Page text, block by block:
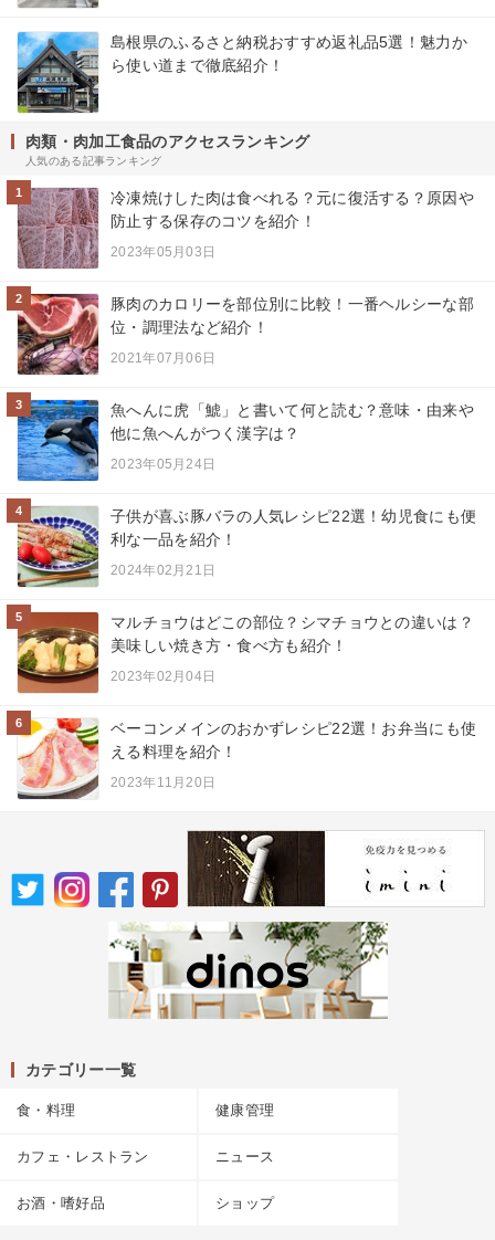
島根県のふるさと納税おすすめ返礼品5選！魅力か
ら使い道まで徹底紹介！
肉類・肉加工食品のアクセスランキング
人気のある記事ランキング
1
冷凍焼けした肉は食べれる？元に復活する？原因や
防止する保存のコツを紹介！
2023年05月03日
2
豚肉のカロリーを部位別に比較！一番ヘルシーな部
位・調理法など紹介！
2021年07月06日
3
魚へんに虎「鯱」と書いて何と読む？意味・由来や
他に魚へんがつく漢字は？
2023年05月24日
4
子供が喜ぶ豚バラの人気レシピ22選！幼児食にも便
利な一品を紹介！
2024年02月21日
5
マルチョウはどこの部位？シマチョウとの違いは？
美味しい焼き方・食べ方も紹介！
2023年02月04日
6
ベーコンメインのおかずレシピ22選！お弁当にも使
える料理を紹介！
2023年11月20日
カテゴリー一覧
食・料理 健康管理
カフェ・レストラン ニュース
お酒・嗜好品 ショップ